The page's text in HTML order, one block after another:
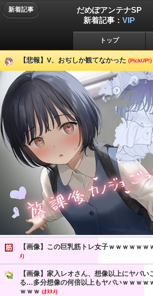
新着記事
だめぽアンテナSP
新着記事： VIP
トップ
【悲報】V、おぢしか観てなかった (PickUP!)
【画像】この巨乳筋トレ女子ｗｗｗｗｗｗ
ﾒ)
【画像】家入レオさん、想像以上にヤバい
る…多分想像の何倍以上もヤバいｗｗｗｗ
ｗｗｗ (ｵﾇﾇﾒ)